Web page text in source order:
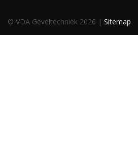
© VDA Geveltechniek 2026 | Sitemap